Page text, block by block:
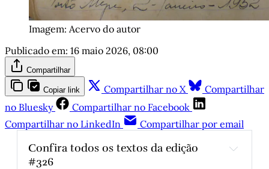
Imagem: Acervo do autor
Publicado em: 16 maio 2026, 08:00
Compartilhar
Copiar link Compartilhar no X
Compartilhar
no Bluesky
Compartilhar no Facebook
Compartilhar no LinkedIn
Compartilhar por email
Confira todos os textos da edição
#326